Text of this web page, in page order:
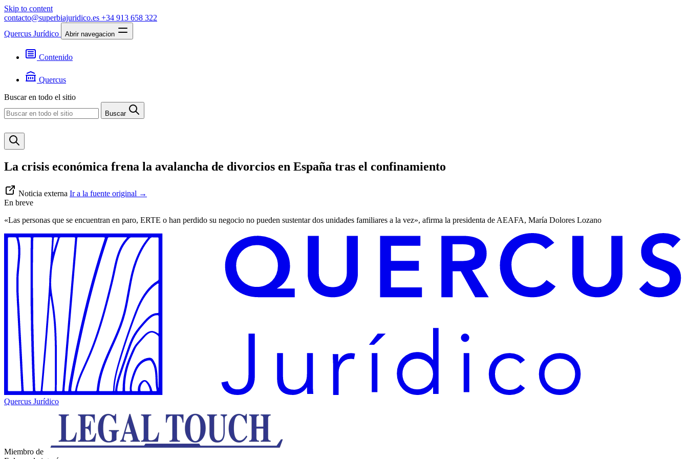
Skip to content
contacto@superbiajuridico.es +34 913 658 322
Quercus Jurídico
Abrir navegacion
Contenido
Noticias
Quercus
Contacto
Buscar en todo el sitio
Buscar
La crisis económica frena la avalancha de divorcios en España tras el confinamiento
Noticia externa Ir a la fuente original →
En breve
«Las personas que se encuentran en paro, ERTE o han perdido su negocio no pueden sustentar dos unidades familiares a la vez», afirma la presidenta de AEAFA, María Dolores Lozano
Quercus Jurídico
Miembro de